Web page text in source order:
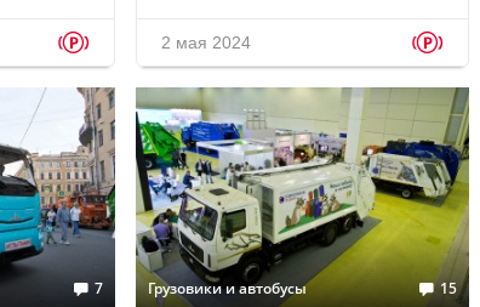
p 2 мая 2024 p
7 Грузовики и автобусы 15